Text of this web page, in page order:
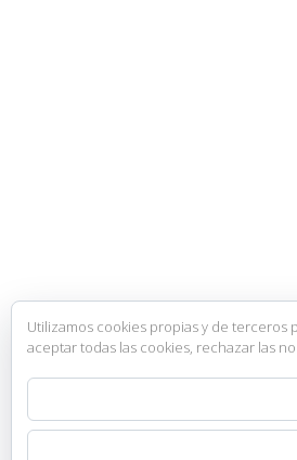
Utilizamos cookies propias y de terceros
aceptar todas las cookies, rechazar las